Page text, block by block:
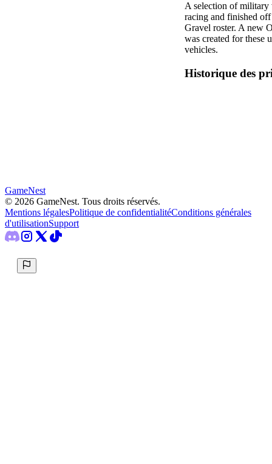
A selection of military
racing and finished
Gravel roster. A new
was created for these
vehicles.
Historique des
GameNest
© 2026 GameNest. Tous droits réservés.
Mentions légalesPolitique de confidentialitéConditions générales
d'utilisationSupport